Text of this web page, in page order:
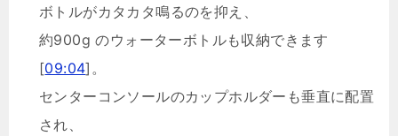
ボトルがカタカタ鳴るのを抑え、
約900g のウォーターボトルも収納できます
[09:04]。
センターコンソールのカップホルダーも垂直に配置
され、